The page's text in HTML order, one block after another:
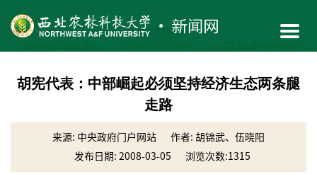
胡宪代表：中部崛起必须坚持经济生态两条腿
走路
来源: 中央政府门户网站
作者: 胡锦武、伍晓阳
发布日期: 2008-03-05
浏览次数:1315